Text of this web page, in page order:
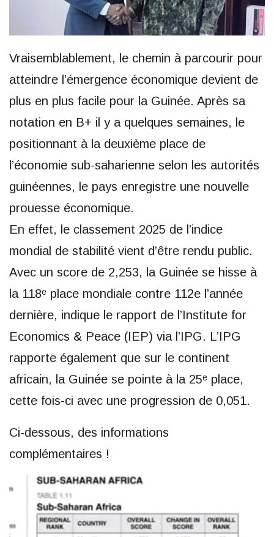
Vraisemblablement, le chemin à parcourir pour
atteindre l’émergence économique devient de
plus en plus facile pour la Guinée. Après sa
notation en B+ il y a quelques semaines, le
positionnant à la deuxième place de
l’économie sub-saharienne selon les autorités
guinéennes, le pays enregistre une nouvelle
prouesse économique.
En effet, le classement 2025 de l’indice
mondial de stabilité vient d’être rendu public.
Avec un score de 2,253, la Guinée se hisse à
la 118ᵉ place mondiale contre 112e l’année
dernière, indique le rapport de l’Institute for
Economics & Peace (IEP) via l’IPG. L’IPG
rapporte également que sur le continent
africain, la Guinée se pointe à la 25ᵉ place,
cette fois-ci avec une progression de 0,051.
Ci-dessous, des informations
complémentaires !